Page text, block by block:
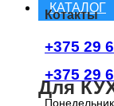
КАТАЛОГ
Для
Котакты
+375 29
+375 29